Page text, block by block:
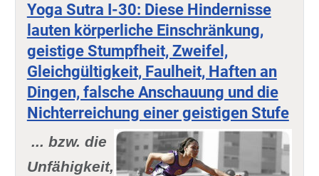
Yoga Sutra I-30: Diese Hindernisse
lauten körperliche Einschränkung,
geistige Stumpfheit, Zweifel,
Gleichgültigkeit, Faulheit, Haften an
Dingen, falsche Anschauung und die
Nichterreichung einer geistigen Stufe
... bzw. die
Unfähigkeit,